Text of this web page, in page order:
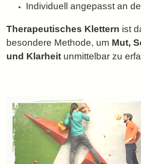
Individuell angepasst an
Therapeutisches Klettern ist
besondere Methode, um Mut,
und Klarheit unmittelbar zu